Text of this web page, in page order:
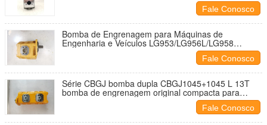
ligas de aço e alumínio Bomba hidráulica de óleo
Excavadora Fábrica de fornecimento Fale Conosco
Bomba de Engrenagem para Máquinas de
Engenharia e Veículos LG953/LG956L/LG958
Bomba de Óleo Hidráulico para Escavadeira
Fornecimento de Fábrica de Máquinas Pesadas
Fale Conosco
Série CBGJ bomba dupla CBGJ1045+1045 L 13T
bomba de engrenagem original compacta para
Fale Conosco